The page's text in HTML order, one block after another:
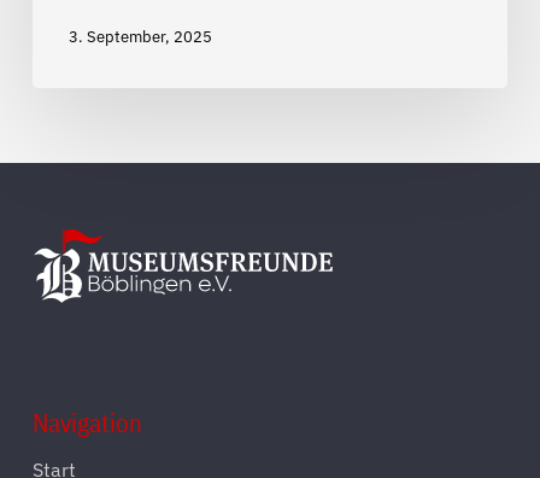
3. September, 2025
Navigation
Start